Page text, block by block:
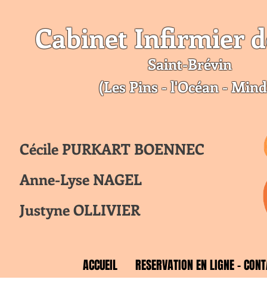
Cabinet Infirmier
Saint-Brévin
(Les Pins - l'Océan -
Cécile PURKART BOENNEC
Anne-Lyse NAGEL
Justyne OLLIVIER
ACCUEIL RESERVATION EN LIGNE -